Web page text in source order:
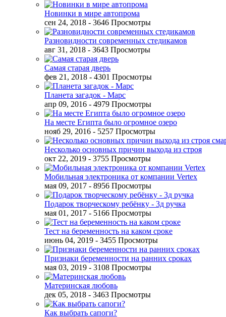
Новинки в мире автопрома
сен 24, 2018 - 3646 Просмотры
Разновидности современных стедикамов
авг 31, 2018 - 3643 Просмотры
Самая старая дверь
фев 21, 2018 - 4301 Просмотры
Планета загадок - Марс
апр 09, 2016 - 4979 Просмотры
На месте Египта было огромное озеро
нояб 29, 2016 - 5257 Просмотры
Несколько основных причин выхода из строя
окт 22, 2019 - 3755 Просмотры
Мобильная электроника от компании Vertex
мая 09, 2017 - 8956 Просмотры
Подарок творческому ребёнку - 3д ручка
мая 01, 2017 - 5166 Просмотры
Тест на беременность на каком сроке
июнь 04, 2019 - 3455 Просмотры
Признаки беременности на ранних сроках
мая 03, 2019 - 3108 Просмотры
Материнская любовь
дек 05, 2018 - 3463 Просмотры
Как выбрать сапоги?